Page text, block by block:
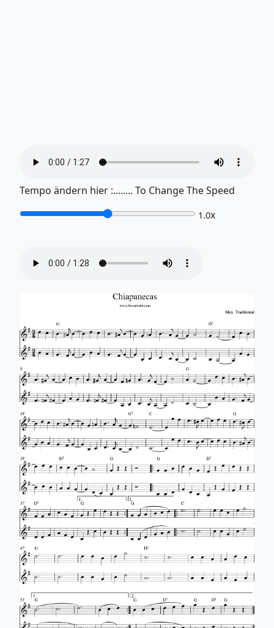
Tempo ändern hier :........ To Change The Speed
1.0x